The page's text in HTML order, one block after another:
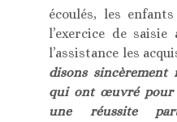
écoulés, les
l’exercice de
l’assistance les
disons
qui ont œuvré pour
une réussite